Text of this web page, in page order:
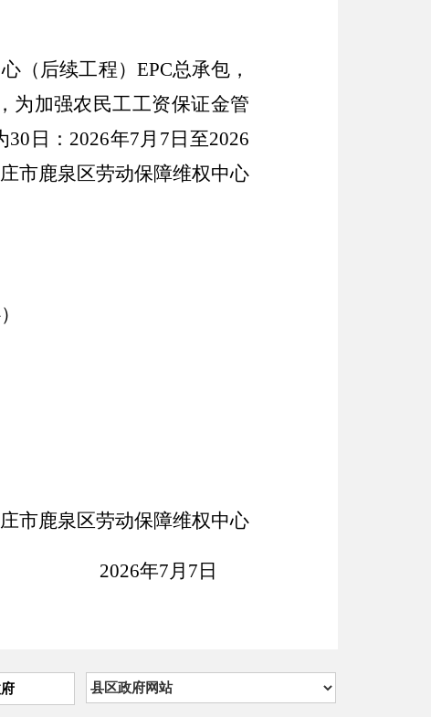
（后续工程） EPC总承包，
为加强农民工工资保证金管
日：2026年7月7日至2026
市鹿泉区劳动保障维权中心
市鹿泉区劳动保障维权中心
2026年7月7日